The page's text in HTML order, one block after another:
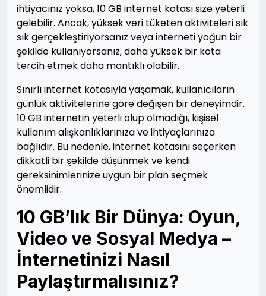
ihtiyacınız yoksa, 10 GB internet kotası size yeterli
gelebilir. Ancak, yüksek veri tüketen aktiviteleri sık
sık gerçekleştiriyorsanız veya interneti yoğun bir
şekilde kullanıyorsanız, daha yüksek bir kota
tercih etmek daha mantıklı olabilir.
Sınırlı internet kotasıyla yaşamak, kullanıcıların
günlük aktivitelerine göre değişen bir deneyimdir.
10 GB internetin yeterli olup olmadığı, kişisel
kullanım alışkanlıklarınıza ve ihtiyaçlarınıza
bağlıdır. Bu nedenle, internet kotasını seçerken
dikkatli bir şekilde düşünmek ve kendi
gereksinimlerinize uygun bir plan seçmek
önemlidir.
10 GB’lık Bir Dünya: Oyun,
Video ve Sosyal Medya –
İnternetinizi Nasıl
Paylaştırmalısınız?